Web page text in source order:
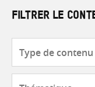
FILTRER LE